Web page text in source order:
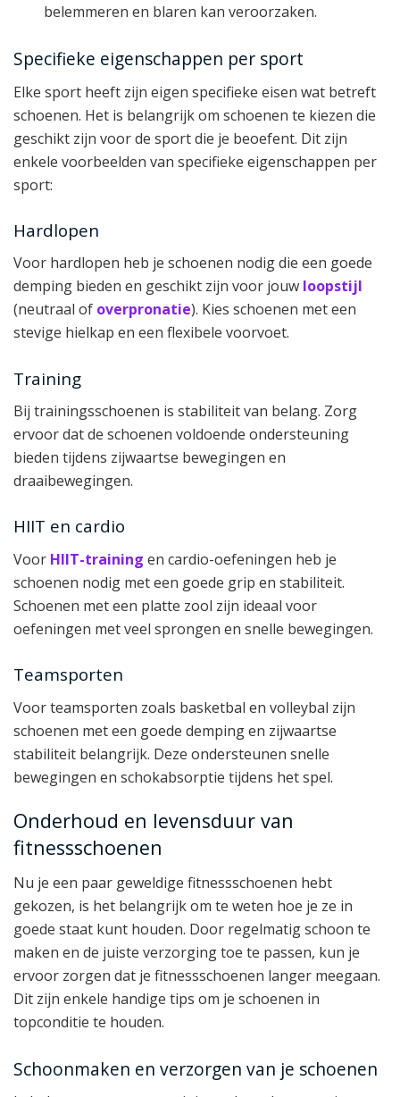
belemmeren en blaren kan veroorzaken.
Specifieke eigenschappen per sport
Elke sport heeft zijn eigen specifieke eisen wat betreft
schoenen. Het is belangrijk om schoenen te kiezen die
geschikt zijn voor de sport die je beoefent. Dit zijn
enkele voorbeelden van specifieke eigenschappen per
sport:
Hardlopen
Voor hardlopen heb je schoenen nodig die een goede
demping bieden en geschikt zijn voor jouw loopstijl
(neutraal of overpronatie). Kies schoenen met een
stevige hielkap en een flexibele voorvoet.
Training
Bij trainingsschoenen is stabiliteit van belang. Zorg
ervoor dat de schoenen voldoende ondersteuning
bieden tijdens zijwaartse bewegingen en
draaibewegingen.
HIIT en cardio
Voor HIIT-training en cardio-oefeningen heb je
schoenen nodig met een goede grip en stabiliteit.
Schoenen met een platte zool zijn ideaal voor
oefeningen met veel sprongen en snelle bewegingen.
Teamsporten
Voor teamsporten zoals basketbal en volleybal zijn
schoenen met een goede demping en zijwaartse
stabiliteit belangrijk. Deze ondersteunen snelle
bewegingen en schokabsorptie tijdens het spel.
Onderhoud en levensduur van
fitnessschoenen
Nu je een paar geweldige fitnessschoenen hebt
gekozen, is het belangrijk om te weten hoe je ze in
goede staat kunt houden. Door regelmatig schoon te
maken en de juiste verzorging toe te passen, kun je
ervoor zorgen dat je fitnessschoenen langer meegaan.
Dit zijn enkele handige tips om je schoenen in
topconditie te houden.
Schoonmaken en verzorgen van je schoenen